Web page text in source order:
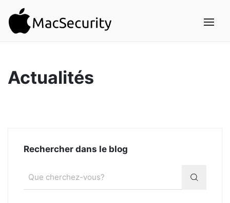
Actualités
Rechercher dans le blog